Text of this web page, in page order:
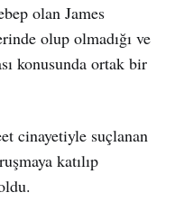
olan James
olup olmadığı ve
konusunda ortak bir
cinayetiyle suçlanan
katılıp